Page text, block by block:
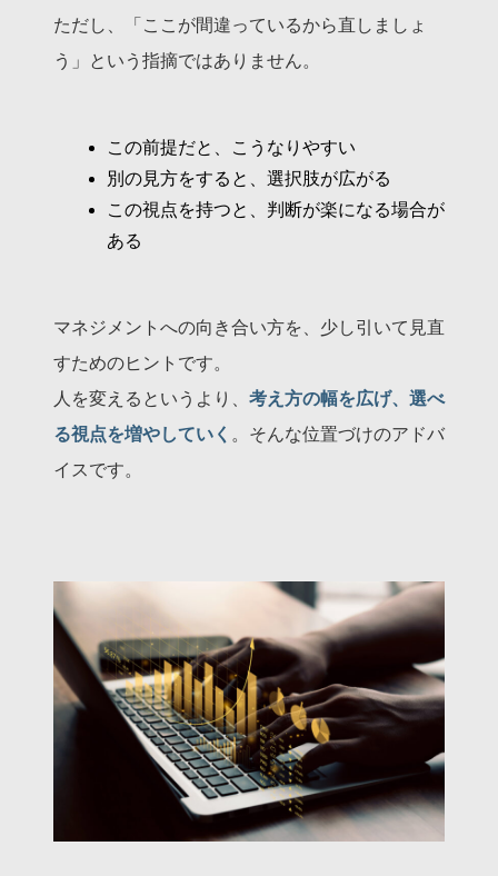
ただし、「ここが間違っているから直しましょ
う」という指摘ではありません。
この前提だと、こうなりやすい
別の見方をすると、選択肢が広がる
この視点を持つと、判断が楽になる場合が
ある
マネジメントへの向き合い方を、少し引いて見直
すためのヒントです。
人を変えるというより、 考え方の幅を広げ、選べ
る視点を増やしていく 。そんな位置づけのアドバ
イスです。